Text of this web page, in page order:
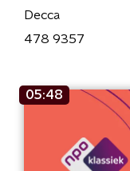
Decca
478 9357
05:48